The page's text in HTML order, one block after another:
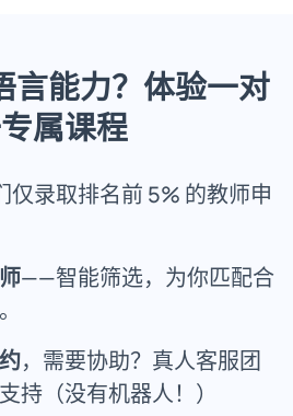
言能力？体验一对
属课程
录取排名前 5% 的教师申
——智能筛选，为你匹配合
，需要协助？真人客服团
持（没有机器人！）